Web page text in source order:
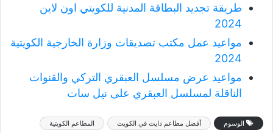
طريقة تجديد البطاقة المدنية للكويتي اون لاين
2024
مواعيد عمل مكتب تصديقات وزارة الخارجية الكويتية
2024
مواعيد عرض مسلسل العبقري التركي والقنوات
الناقلة لمسلسل العبقري على نيل سات
الوسوم أفضل مطاعم دايت في الكويت
المطاعم الكويتية